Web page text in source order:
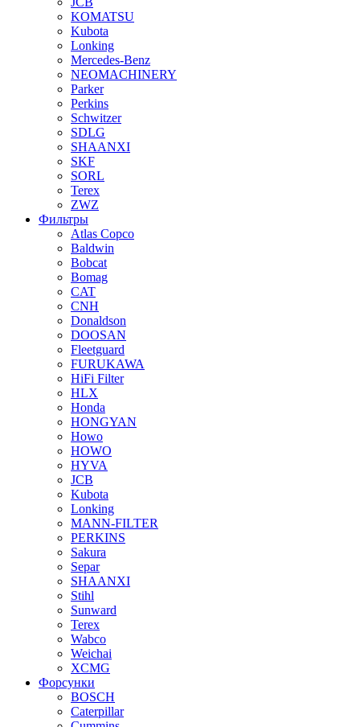
KOMATSU
Kubota
Lonking
Mercedes-Benz
NEOMACHINERY
Parker
Perkins
Schwitzer
SDLG
SHAANXI
SKF
SORL
Terex
ZWZ
Фильтры
Atlas Copco
Baldwin
Bobcat
Bomag
CAT
CNH
Donaldson
DOOSAN
Fleetguard
FURUKAWA
HiFi Filter
HLX
Honda
HONGYAN
Howo
HOWO
HYVA
JCB
Kubota
Lonking
MANN-FILTER
PERKINS
Sakura
Separ
SHAANXI
Stihl
Sunward
Terex
Wabco
Weichai
XCMG
Форсунки
BOSCH
Caterpillar